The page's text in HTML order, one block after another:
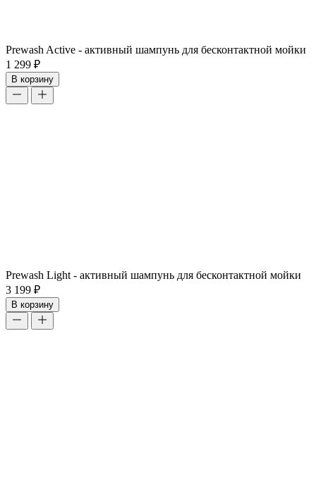
Prewash Active - активный шампунь для бесконтактной мойки
1 299 ₽
В корзину
Prewash Light - активный шампунь для бесконтактной мойки
3 199 ₽
В корзину